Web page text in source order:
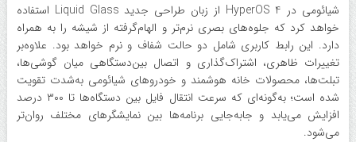
شیائومی در HyperOS 4 از زبان طراحی جدید Liquid Glass استفاده
خواهد کرد که جلوه‌های بصری نرم‌تر و الهام‌گرفته از شیشه را به همراه
دارد. این رابط کاربری شامل دو حالت شفاف و نرم خواهد بود. علاوه‌بر
تغییرات ظاهری، اشتراک‌گذاری و اتصال بین‌دستگاهی میان گوشی‌ها،
تبلت‌ها، محصولات خانه هوشمند و خودروهای شیائومی به‌شدت تقویت
شده است؛ به‌گونه‌ای که سرعت انتقال فایل بین دستگاه‌ها تا ۳۰۰ درصد
افزایش می‌یابد و جابه‌جایی برنامه‌ها بین نمایشگرهای مختلف روان‌تر
می‌شود.